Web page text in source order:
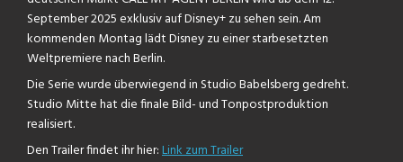
September 2025 exklusiv auf Disney+ zu sehen sein. Am
kommenden Montag lädt Disney zu einer starbesetzten
Weltpremiere nach Berlin.
Die Serie wurde überwiegend in Studio Babelsberg gedreht.
Studio Mitte hat die finale Bild- und Tonpostproduktion
realisiert.
Den Trailer findet ihr hier:Link zum Trailer